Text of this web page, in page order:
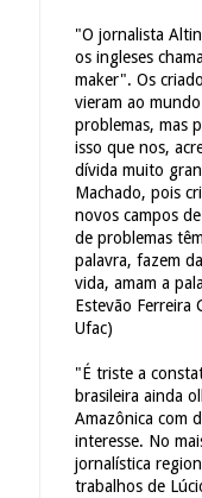
"O jornalista
os ingleses
maker". Os
vieram ao
problemas, mas
isso que nos,
dívida muito
Machado, pois
novos campos
de problemas
palavra, fazem
vida, amam a
Estevão Ferreira
Ufac)
"É triste a
brasileira ainda
Amazônica com
interesse. No
jornalística
trabalhos de